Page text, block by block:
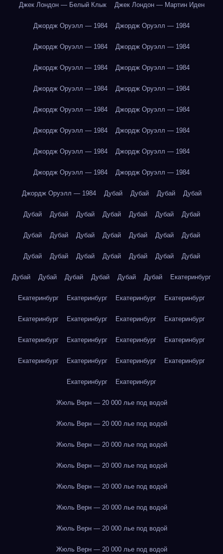
Джек Лондон — Белый Клык Джек Лондон — Мартин Иден
Джордж Оруэлл — 1984 Джордж Оруэлл — 1984
Джордж Оруэлл — 1984 Джордж Оруэлл — 1984
Джордж Оруэлл — 1984 Джордж Оруэлл — 1984
Джордж Оруэлл — 1984 Джордж Оруэлл — 1984
Джордж Оруэлл — 1984 Джордж Оруэлл — 1984
Джордж Оруэлл — 1984 Джордж Оруэлл — 1984
Джордж Оруэлл — 1984 Джордж Оруэлл — 1984
Джордж Оруэлл — 1984 Джордж Оруэлл — 1984
Джордж Оруэлл — 1984 Дубай Дубай Дубай Дубай
Дубай Дубай Дубай Дубай Дубай Дубай Дубай
Дубай Дубай Дубай Дубай Дубай Дубай Дубай
Дубай Дубай Дубай Дубай Дубай Дубай Дубай
Дубай Дубай Дубай Дубай Дубай Дубай Екатеринбург
Екатеринбург Екатеринбург Екатеринбург Екатеринбург
Екатеринбург Екатеринбург Екатеринбург Екатеринбург
Екатеринбург Екатеринбург Екатеринбург Екатеринбург
Екатеринбург Екатеринбург Екатеринбург Екатеринбург
Екатеринбург Екатеринбург
Жюль Верн — 20 000 лье под водой
Жюль Верн — 20 000 лье под водой
Жюль Верн — 20 000 лье под водой
Жюль Верн — 20 000 лье под водой
Жюль Верн — 20 000 лье под водой
Жюль Верн — 20 000 лье под водой
Жюль Верн — 20 000 лье под водой
Жюль Верн — 20 000 лье под водой